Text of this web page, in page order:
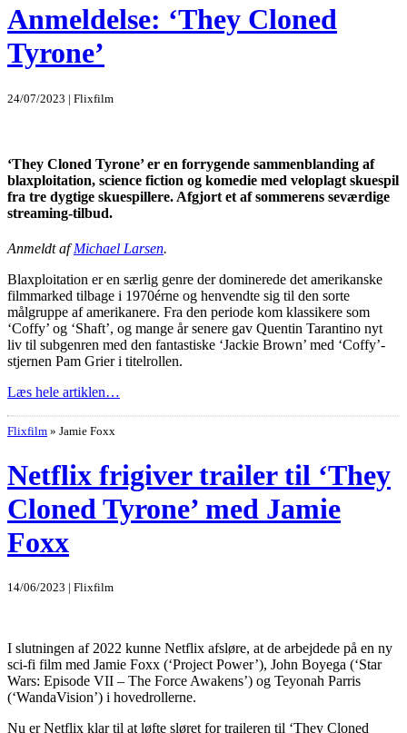
Anmeldelse: ‘They Cloned
Tyrone’
24/07/2023 | Flixfilm
‘They Cloned Tyrone’ er en forrygende sammenblanding af
blaxploitation, science fiction og komedie med veloplagt skuespil
fra tre dygtige skuespillere. Afgjort et af sommerens seværdige
streaming-tilbud.
Anmeldt afMichael Larsen.
Blaxploitation er en særlig genre der dominerede det amerikanske
filmmarked tilbage i 1970érne og henvendte sig til den sorte
målgruppe af amerikanere. Fra den periode kom klassikere som
‘Coffy’ og ‘Shaft’, og mange år senere gav Quentin Tarantino nyt
liv til subgenren med den fantastiske ‘Jackie Brown’ med ‘Coffy’-
stjernen Pam Grier i titelrollen.
Læs hele artiklen…
Flixfilm » Jamie Foxx
Netflix frigiver trailer til ‘They
Cloned Tyrone’ med Jamie
Foxx
14/06/2023 | Flixfilm
I slutningen af 2022 kunne Netflix afsløre, at de arbejdede på en ny
sci-fi film med Jamie Foxx (‘Project Power’), John Boyega (‘Star
Wars: Episode VII – The Force Awakens’) og Teyonah Parris
(‘WandaVision’) i hovedrollerne.
Nu er Netflix klar til at løfte sløret for traileren til ‘They Cloned